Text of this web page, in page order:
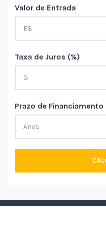
Valor de Entrada
Taxa de Juros (%)
Prazo de Financiamento